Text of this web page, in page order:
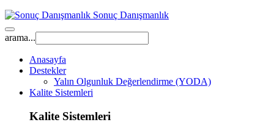
Sonuç Danışmanlık
arama...
Anasayfa
Destekler
Yalın Olgunluk Değerlendirme (YODA)
Kalite Sistemleri
Kalite Sistemleri